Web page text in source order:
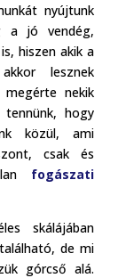
nyújtunk
a jó vendég,
hiszen akik a
lesznek
megérte nekik
tennünk, hogy
közül, ami
csak és
fogászati
skálájában
de mi
górcső alá.